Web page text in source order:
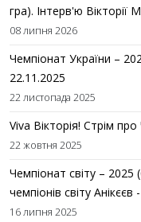
гра). Інтерв'ю Вікторії
08 липня 2026
Чемпіонат України –
22.11.2025
22 листопада 2025
Viva Вікторія! Стрім
22 жовтня 2025
Чемпіонат світу –
чемпіонів світу
16 липня 2025